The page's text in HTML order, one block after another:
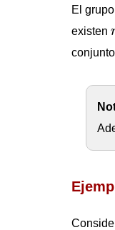
El
existen